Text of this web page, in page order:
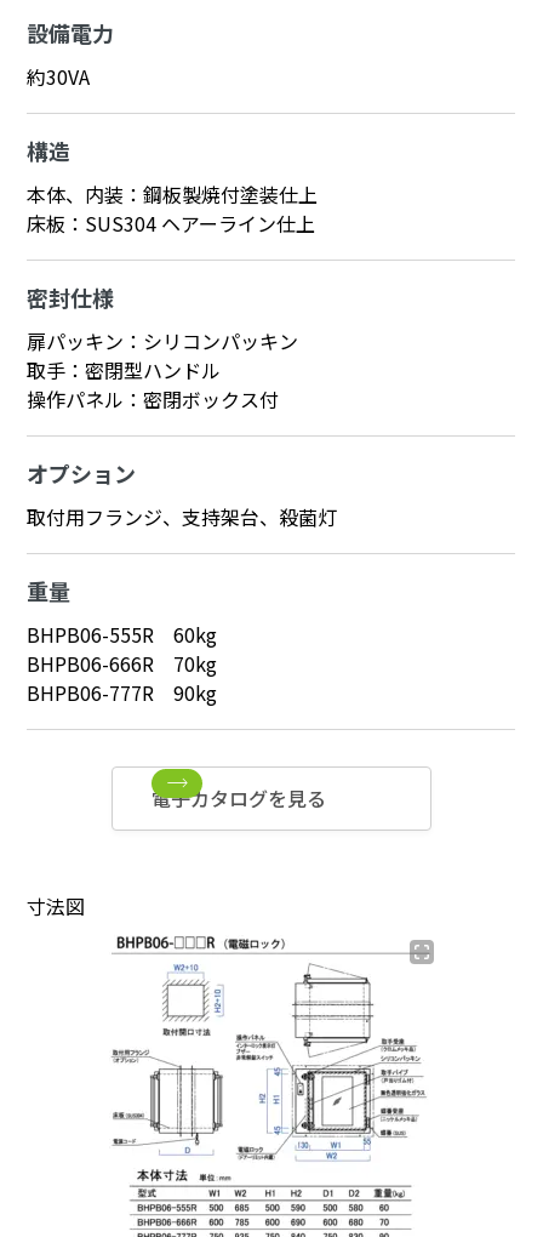
設備電力
約30VA
構造
本体、内装：鋼板製焼付塗装仕上
床板：SUS304 ヘアーライン仕上
密封仕様
扉パッキン：シリコンパッキン
取手：密閉型ハンドル
操作パネル：密閉ボックス付
オプション
取付用フランジ、支持架台、殺菌灯
重量
BHPB06-555R 60kg
BHPB06-666R 70kg
BHPB06-777R 90kg
電子カタログを見る
寸法図